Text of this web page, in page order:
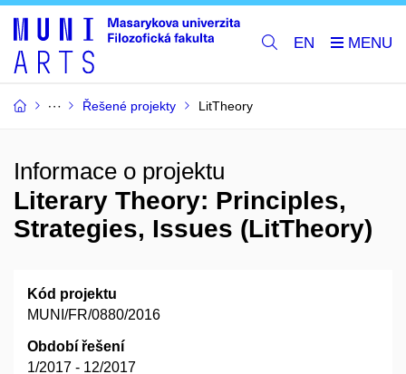
EN
Řešené projekty LitTheory
Informace o projektu
Literary Theory: Principles,
Strategies, Issues (LitTheory)
Kód projektu
MUNI/FR/0880/2016
Období řešení
1/2017 - 12/2017